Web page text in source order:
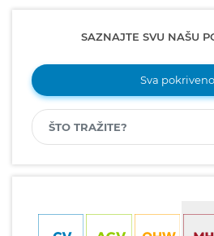
SAZNAJTE SVU NAŠU
Sva